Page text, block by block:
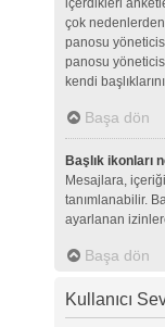
içerdikleri
çok
panosu
panosu
kendi
Başa dön
Başlık ikonları
Mesajlara,
tanımlanabilir.
ayarlanan
Başa dön
Kullanıcı